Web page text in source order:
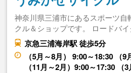
神奈川県三浦市にあるスポーツ自
クル＆ショップです。 ロードバ
京急三浦海岸駅 徒歩5分
（5月～8月） 9:00～18:30 （
（11月～2月）9:00～17:30 （